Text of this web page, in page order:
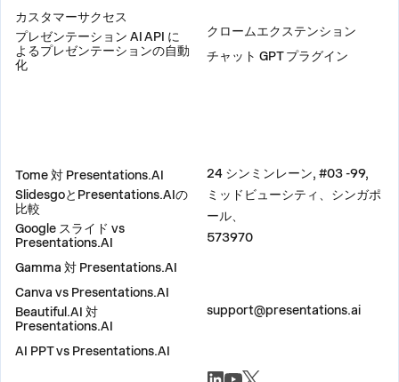
カスタマーサクセス
プレゼンテーション AI API に
よるプレゼンテーションの自動
化
クロームエクステンション
チャット GPT プラグイン
Tome 対 Presentations.AI
SlidesgoとPresentations.AIの
比較
Google スライド vs
Presentations.AI
Gamma 対 Presentations.AI
Canva vs Presentations.AI
Beautiful.AI 対
Presentations.AI
AI PPT vs Presentations.AI
24 シンミンレーン, #03 -99,
ミッドビューシティ、シンガポ
ール、
573970
support@presentations.ai